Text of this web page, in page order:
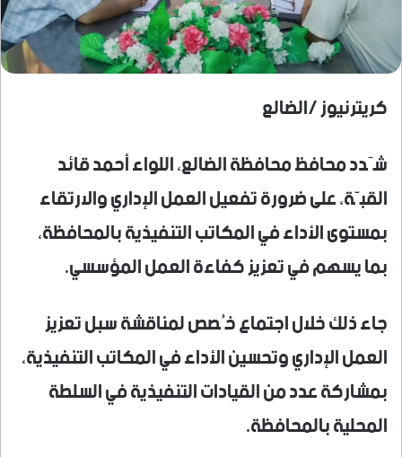
كريترنيوز /الضالع
شَدد محافظ محافظة الضالع، اللواء أحمد قائد
القبّة، على ضرورة تفعيل العمل الإداري والارتقاء
بمستوى الأداء في المكاتب التنفيذية بالمحافظة،
بما يسهم في تعزيز كفاءة العمل المؤسسي.
جاء ذلك خلال اجتماع خُصص لمناقشة سبل تعزيز
العمل الإداري وتحسين الأداء في المكاتب التنفيذية،
بمشاركة عدد من القيادات التنفيذية في السلطة
المحلية بالمحافظة.